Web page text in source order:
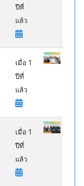
ปีที่
แล้ว
เมื่อ 1
ปีที่
แล้ว
เมื่อ 1
ปีที่
แล้ว